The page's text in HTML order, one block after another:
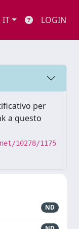
IT LOGIN
per
a questo
10278/1175
ND